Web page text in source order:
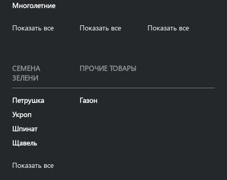
Многолетние
Показать все Показать все Показать все
СЕМЕНА
ЗЕЛЕНИ
ПРОЧИЕ ТОВАРЫ
Петрушка
Укроп
Шпинат
Щавель
Показать все
Газон